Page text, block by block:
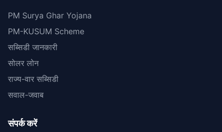
PM Surya Ghar Yojana
PM-KUSUM Scheme
सब्सिडी जानकारी
सोलर लोन
राज्य-वार सब्सिडी
सवाल-जवाब
संपर्क करें